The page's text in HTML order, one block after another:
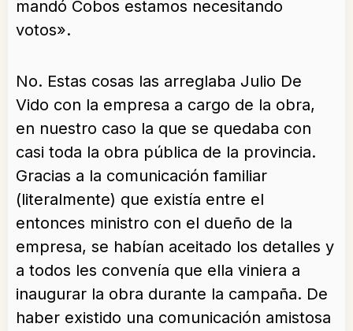
mandó Cobos estamos necesitando
votos».
No. Estas cosas las arreglaba Julio De
Vido con la empresa a cargo de la obra,
en nuestro caso la que se quedaba con
casi toda la obra pública de la provincia.
Gracias a la comunicación familiar
(literalmente) que existía entre el
entonces ministro con el dueño de la
empresa, se habían aceitado los detalles y
a todos les convenía que ella viniera a
inaugurar la obra durante la campaña. De
haber existido una comunicación amistosa